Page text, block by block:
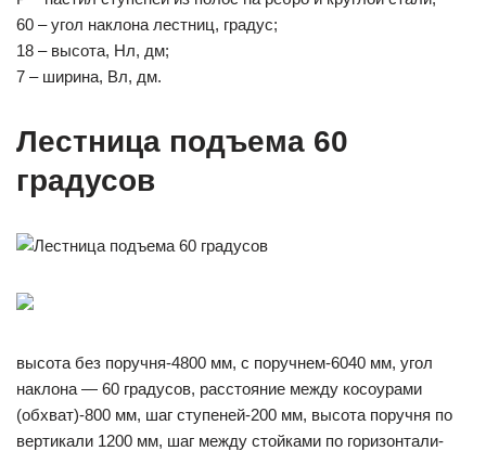
60 – угол наклона лестниц, градус;
18 – высота, Нл, дм;
7 – ширина, Вл, дм.
Лестница подъема 60
градусов
высота без поручня-4800 мм, с поручнем-6040 мм, угол
наклона — 60 градусов, расстояние между косоурами
(обхват)-800 мм, шаг ступеней-200 мм, высота поручня по
вертикали 1200 мм, шаг между стойками по горизонтали-